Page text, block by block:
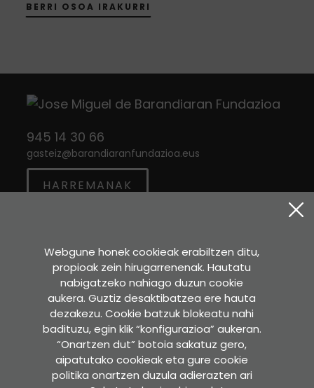
BERRI OSOA IRAKURRI
945 14 30 66
gasteiz@barandiaranfundazioa.eus
HARREMANAK
Sara Etxea
Murkondo Auzoa, 4
20211 ATAUN (Gipuzkoa)
GOOGLE MAPS-EN IKUSI
Idazkaritza
Pedro Asua , 2 - 2. solairua.
Webgune honek cookieak erabiltzen ditu,
propioak zein hirugarrenenak. Hautatu
nabigatzeko nahiago duzun cookie
aukera. Guztiz desaktibatzea ere hauta
dezakezu. Cookie batzuk blokeatu nahi
badituzu, egin klik “konfigurazioa” aukeran.
“Onartzen dut” botoia sakatuz gero,
aipatutako cookieak eta gure cookie
politika onartzen duzula adierazten ari